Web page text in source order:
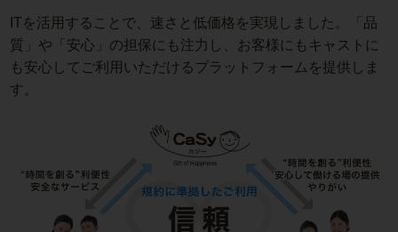
ITを活用することで、速さと低価格を実現しました。「品
質」や「安心」の担保にも注力し、お客様にもキャストに
も安心してご利用いただけるプラットフォームを提供しま
す。